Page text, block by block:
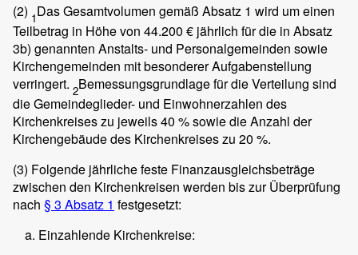
(2) 1Das Gesamtvolumen gemäß Absatz 1 wird um einen
Teilbetrag in Höhe von 44.200 € jährlich für die in Absatz
3b) genannten Anstalts- und Personalgemeinden sowie
Kirchengemeinden mit besonderer Aufgabenstellung
verringert. 2Bemessungsgrundlage für die Verteilung sind
die Gemeindeglieder- und Einwohnerzahlen des
Kirchenkreises zu jeweils 40 % sowie die Anzahl der
Kirchengebäude des Kirchenkreises zu 20 %.
(3) Folgende jährliche feste Finanzausgleichsbeträge
zwischen den Kirchenkreisen werden bis zur Überprüfung
nach § 3 Absatz 1 festgesetzt:
Einzahlende Kirchenkreise: